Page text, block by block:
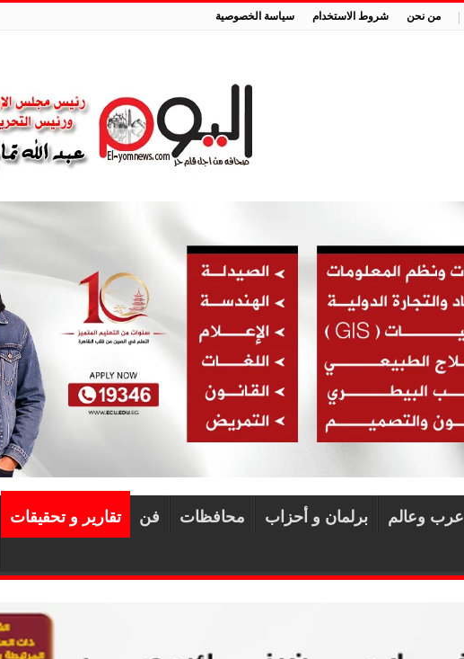
من نحن شروط الاستخدام سياسة الخصوصية
عرب وعالم برلمان و أحزاب محافظات فن تقارير و تحقيقات